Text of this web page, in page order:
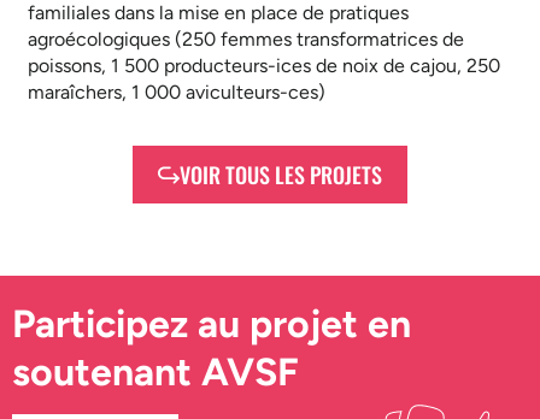
familiales dans la mise en place de pratiques
agroécologiques (250 femmes transformatrices de
poissons, 1 500 producteurs-ices de noix de cajou, 250
maraîchers, 1 000 aviculteurs-ces)
VOIR TOUS LES PROJETS
Participez au projet en
soutenant AVSF